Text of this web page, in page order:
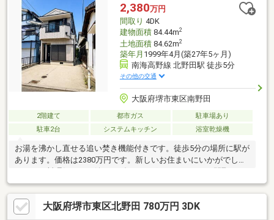
2,380万円
間取り 4DK
建物面積84.44m2
土地面積84.62m2
築年月 1999年4月(築27年5ヶ月)
南海高野線 北野田駅 徒歩5分
その他の交通
大阪府堺市東区南野田
2階建て 都市ガス
駐車場あり
駐車2台
システムキッチン 浴室乾燥機
お湯を沸かし直せる追い焚き機能付きです。徒歩5分の場所に駅が
あります。価格は2380万円です。新しいお住まいにいかがでしょ
なっております。84.44平米程の建物面積でスペースも十分。シス
テムキッチンは使いやすく汚れにくいのでご好評です。1坪以上の
ゆとりある浴室で心身ともにリラックスできる住宅です。
大阪府堺市東区北野田 780万円 3DK